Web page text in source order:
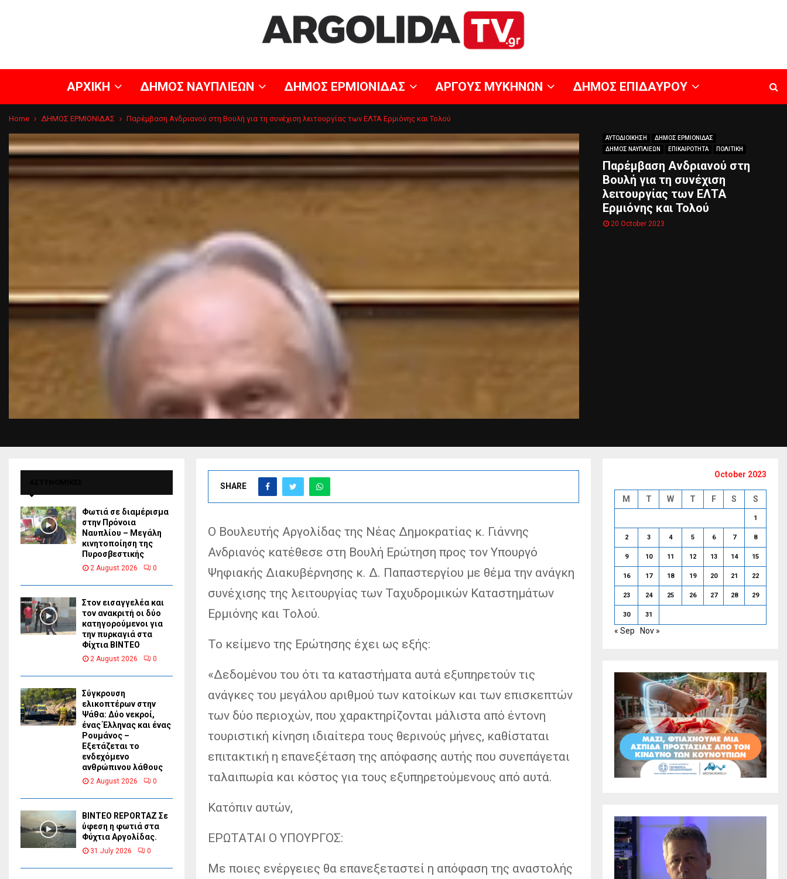
ΑΡΧΙΚΗ ΔΗΜΟΣ ΝΑΥΠΛΙΕΩΝ ΔΗΜΟΣ ΕΡΜΙΟΝΙΔΑΣ ΑΡΓΟΥΣ ΜΥΚΗΝΩΝ ΔΗΜΟΣ ΕΠΙΔΑΥΡΟΥ
Home ΔΗΜΟΣ ΕΡΜΙΟΝΙΔΑΣ Παρέμβαση Ανδριανού στη Βουλή για τη συνέχιση λειτουργίας των ΕΛΤΑ Ερμιόνης και Τολού
ΑΥΤΟΔΙΟΙΚΗΣΗ
ΔΗΜΟΣ ΕΡΜΙΟΝΙΔΑΣ
ΔΗΜΟΣ ΝΑΥΠΛΙΕΩΝ
ΕΠΙΚΑΙΡΟΤΗΤΑ ΠΟΛΙΤΙΚΗ
Παρέμβαση Ανδριανού στη
Βουλή για τη συνέχιση
λειτουργίας των ΕΛΤΑ
Ερμιόνης και Τολού
20 October 2023
SHARE
Ο Βουλευτής Αργολίδας της Νέας Δημοκρατίας κ. Γιάννης
Ανδριανός κατέθεσε στη Βουλή Ερώτηση προς τον Υπουργό
Ψηφιακής Διακυβέρνησης κ. Δ. Παπαστεργίου με θέμα την ανάγκη
συνέχισης της λειτουργίας των Ταχυδρομικών Καταστημάτων
Ερμιόνης και Τολού.
Το κείμενο της Ερώτησης έχει ως εξής:
«Δεδομένου του ότι τα καταστήματα αυτά εξυπηρετούν τις
ανάγκες του μεγάλου αριθμού των κατοίκων και των επισκεπτών
των δύο περιοχών, που χαρακτηρίζονται μάλιστα από έντονη
τουριστική κίνηση ιδιαίτερα τους θερινούς μήνες, καθίσταται
επιτακτική η επανεξέταση της απόφασης αυτής που συνεπάγεται
ταλαιπωρία και κόστος για τους εξυπηρετούμενους από αυτά.
Κατόπιν αυτών,
ΕΡΩΤΑΤΑΙ Ο ΥΠΟΥΡΓΟΣ:
Με ποιες ενέργειες θα επανεξεταστεί η απόφαση της αναστολής
Φωτιά σε διαμέρισμα
στην Πρόνοια
Ναυπλίου – Μεγάλη
κινητοποίηση της
Πυροσβεστικής
2 August 2026 0
Στον εισαγγελέα και
τον ανακριτή οι δύο
κατηγορούμενοι για
την πυρκαγιά στα
Φίχτια ΒΙΝΤΕΟ
2 August 2026 0
Σύγκρουση
ελικοπτέρων στην
Ψάθα: Δύο νεκροί,
ένας Έλληνας και ένας
Ρουμάνος –
Εξετάζεται το
ενδεχόμενο
ανθρώπινου λάθους
2 August 2026 0
BINTEO REPORTAZ Σε
ύφεση η φωτιά στα
Φύχτια Αργολίδας.
31 July 2026 0
October 2023
M T W T F S S
1
2 3 4 5 6 7 8
9 10 11 12 13 14 15
16 17 18 19 20 21 22
23 24 25 26 27 28 29
30 31
« Sep Nov »